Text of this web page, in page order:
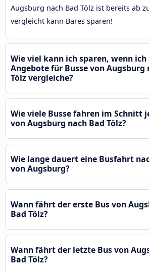
Augsburg nach Bad Tölz ist bereits ab
vergleicht kann Bares sparen!
Wie viel kann ich sparen, wenn ich
Angebote für Busse von Augsburg
Tölz vergleiche?
Wie viele Busse fahren im Schnitt
von Augsburg nach Bad Tölz?
Wie lange dauert eine Busfahrt
von Augsburg?
Wann fährt der erste Bus von
Bad Tölz?
Wann fährt der letzte Bus von
Bad Tölz?